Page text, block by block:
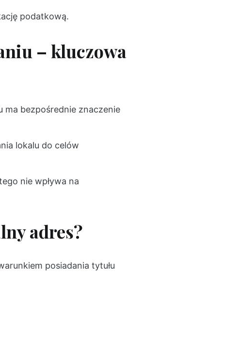
podatkową.
– kluczowa
ma bezpośrednie znaczenie
lokalu do celów
nie wpływa na
adres?
posiadania tytułu